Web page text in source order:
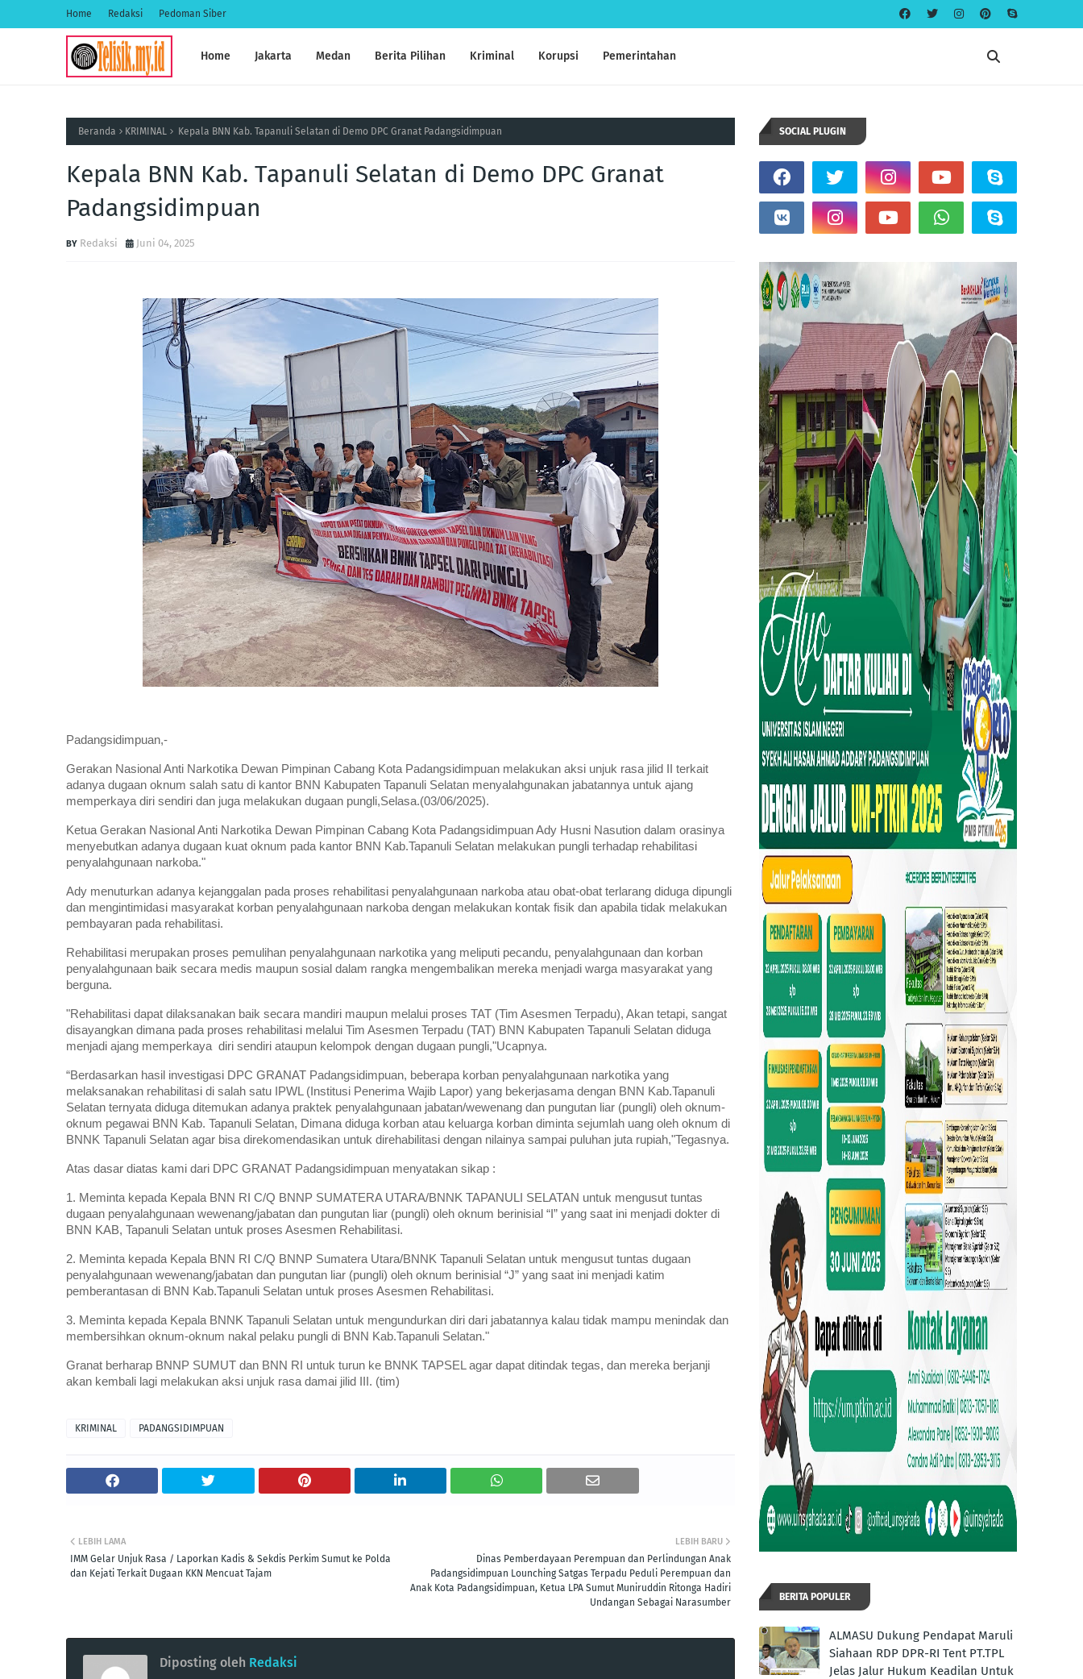
Home Redaksi Pedoman Siber
Home Jakarta Medan Berita Pilihan Kriminal Korupsi Pemerintahan
Beranda KRIMINAL Kepala BNN Kab. Tapanuli Selatan di Demo DPC Granat Padangsidimpuan
Kepala BNN Kab. Tapanuli Selatan di Demo DPC Granat
Padangsidimpuan
Redaksi Juni 04, 2025
Padangsidimpuan,-
Gerakan Nasional Anti Narkotika Dewan Pimpinan Cabang Kota Padangsidimpuan melakukan aksi unjuk rasa jilid II terkait
adanya dugaan oknum salah satu di kantor BNN Kabupaten Tapanuli Selatan menyalahgunakan jabatannya untuk ajang
memperkaya diri sendiri dan juga melakukan dugaan pungli,Selasa.(03/06/2025).
Ketua Gerakan Nasional Anti Narkotika Dewan Pimpinan Cabang Kota Padangsidimpuan Ady Husni Nasution dalam orasinya
menyebutkan adanya dugaan kuat oknum pada kantor BNN Kab.Tapanuli Selatan melakukan pungli terhadap rehabilitasi
penyalahgunaan narkoba."
Ady menuturkan adanya kejanggalan pada proses rehabilitasi penyalahgunaan narkoba atau obat-obat terlarang diduga dipungli
dan mengintimidasi masyarakat korban penyalahgunaan narkoba dengan melakukan kontak fisik dan apabila tidak melakukan
pembayaran pada rehabilitasi.
Rehabilitasi merupakan proses pemulihan penyalahgunaan narkotika yang meliputi pecandu, penyalahgunaan dan korban
penyalahgunaan baik secara medis maupun sosial dalam rangka mengembalikan mereka menjadi warga masyarakat yang
berguna.
"Rehabilitasi dapat dilaksanakan baik secara mandiri maupun melalui proses TAT (Tim Asesmen Terpadu), Akan tetapi, sangat
disayangkan dimana pada proses rehabilitasi melalui Tim Asesmen Terpadu (TAT) BNN Kabupaten Tapanuli Selatan diduga
menjadi ajang memperkaya diri sendiri ataupun kelompok dengan dugaan pungli,"Ucapnya.
“Berdasarkan hasil investigasi DPC GRANAT Padangsidimpuan, beberapa korban penyalahgunaan narkotika yang
melaksanakan rehabilitasi di salah satu IPWL (Institusi Penerima Wajib Lapor) yang bekerjasama dengan BNN Kab.Tapanuli
Selatan ternyata diduga ditemukan adanya praktek penyalahgunaan jabatan/wewenang dan pungutan liar (pungli) oleh oknum-
oknum pegawai BNN Kab. Tapanuli Selatan, Dimana diduga korban atau keluarga korban diminta sejumlah uang oleh oknum di
BNNK Tapanuli Selatan agar bisa direkomendasikan untuk direhabilitasi dengan nilainya sampai puluhan juta rupiah,"Tegasnya.
Atas dasar diatas kami dari DPC GRANAT Padangsidimpuan menyatakan sikap :
1. Meminta kepada Kepala BNN RI C/Q BNNP SUMATERA UTARA/BNNK TAPANULI SELATAN untuk mengusut tuntas
dugaan penyalahgunaan wewenang/jabatan dan pungutan liar (pungli) oleh oknum berinisial “I” yang saat ini menjadi dokter di
BNN KAB, Tapanuli Selatan untuk proses Asesmen Rehabilitasi.
2. Meminta kepada Kepala BNN RI C/Q BNNP Sumatera Utara/BNNK Tapanuli Selatan untuk mengusut tuntas dugaan
penyalahgunaan wewenang/jabatan dan pungutan liar (pungli) oleh oknum berinisial “J” yang saat ini menjadi katim
pemberantasan di BNN Kab.Tapanuli Selatan untuk proses Asesmen Rehabilitasi.
3. Meminta kepada Kepala BNNK Tapanuli Selatan untuk mengundurkan diri dari jabatannya kalau tidak mampu menindak dan
membersihkan oknum-oknum nakal pelaku pungli di BNN Kab.Tapanuli Selatan."
Granat berharap BNNP SUMUT dan BNN RI untuk turun ke BNNK TAPSEL agar dapat ditindak tegas, dan mereka berjanji
akan kembali lagi melakukan aksi unjuk rasa damai jilid III. (tim)
KRIMINAL PADANGSIDIMPUAN
LEBIH BARU
Dinas Pemberdayaan Perempuan dan Perlindungan Anak
Padangsidimpuan Lounching Satgas Terpadu Peduli Perempuan dan
Anak Kota Padangsidimpuan, Ketua LPA Sumut Muniruddin Ritonga Hadiri
Undangan Sebagai Narasumber
LEBIH LAMA
IMM Gelar Unjuk Rasa / Laporkan Kadis & Sekdis Perkim Sumut ke Polda
dan Kejati Terkait Dugaan KKN Mencuat Tajam
Diposting oleh Redaksi
SOCIAL PLUGIN
BERITA POPULER
ALMASU Dukung Pendapat Maruli
Siahaan RDP DPR-RI Tent PT.TPL
Jelas Jalur Hukum Keadilan Untuk